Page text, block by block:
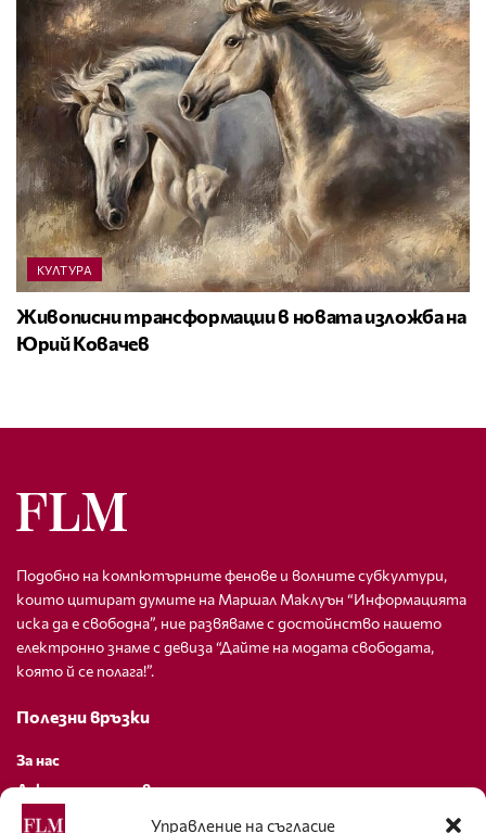
Управление на съгласие
КУЛТУРА
Живописни трансформации в новата изложба на
Юрий Ковачев
Подобно на компютърните фенове и волните субкултури,
които цитират думите на Маршал Маклуън “Информацията
иска да е свободна”, ние развяваме с достойнство нашето
електронно знаме с девиза “Дайте на модата свободата,
която й се полага!”.
Полезни връзки
За нас
Декларация за поверителност
Политика за бисквитки